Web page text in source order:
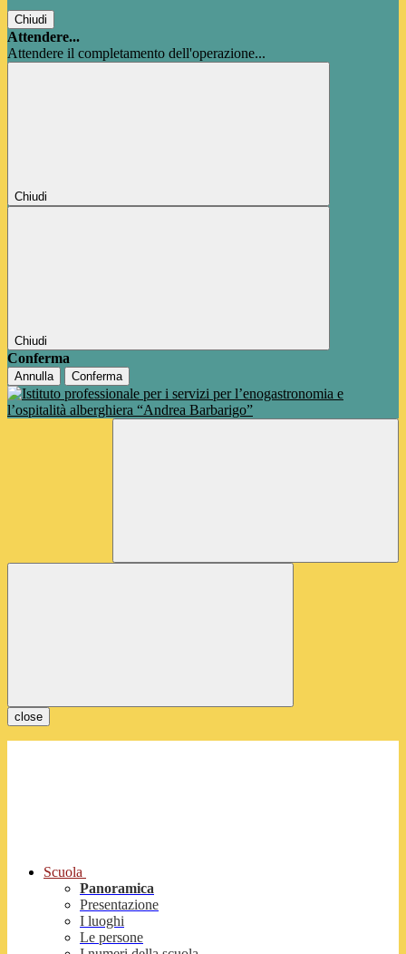
Chiudi
Attendere...
Attendere il completamento dell'operazione...
Chiudi
Chiudi
Conferma
Annulla Conferma
close
Scuola
Panoramica
Presentazione
I luoghi
Le persone